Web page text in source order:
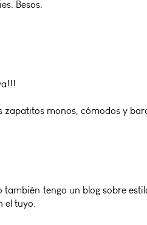
Besos.
zapatitos monos, cómodos y
también tengo un blog sobre
el tuyo.